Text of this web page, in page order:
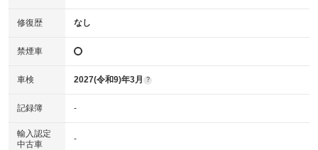
修復歴 なし
禁煙車
車検 2027(令和9)年3月 ?
記録簿 -
輸入認定
中古車
-